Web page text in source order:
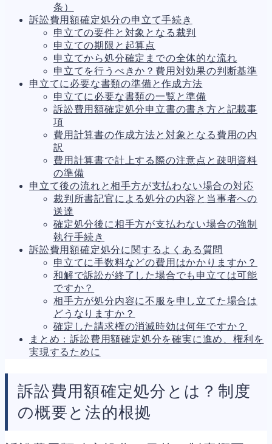
財務 695
資金繰り193
融資308
資産売却194
法務1,099
差押・強制執行231
法令違反・行政処分318
訴訟・不正
損害賠償・知的財産271
157
ガバナンス90
再建準備
人事労務572
人件費21
労働問題
労災・ハラスメント149
解雇・退職
事業運営388
品質・リコール48
情報漏洩・サイバー269
事業再編
701
私的整理151
法的整理476
債権者対応19
換価・競売
55
条）
訴訟費用額確定処分の申立て手続き
申立ての要件と対象となる裁判
申立ての期限と起算点
申立てから処分確定までの全体的な流れ
申立てを行うべきか？費用対効果の判断基準
申立てに必要な書類の準備と作成方法
申立てに必要な書類の一覧と準備
訴訟費用額確定処分申立書の書き方と記載事
項
費用計算書の作成方法と対象となる費用の内
訳
費用計算書で計上する際の注意点と疎明資料
の準備
申立て後の流れと相手方が支払わない場合の対応
裁判所書記官による処分の内容と当事者への
送達
確定処分後に相手方が支払わない場合の強制
執行手続き
訴訟費用額確定処分に関するよくある質問
申立てに手数料などの費用はかかりますか？
和解で訴訟が終了した場合でも申立ては可能
ですか？
相手方が処分内容に不服を申し立てた場合は
どうなりますか？
確定した請求権の消滅時効は何年ですか？
まとめ：訴訟費用額確定処分を確実に進め、権利を
実現するために
訴訟費用額確定処分とは？制度
の概要と法的根拠